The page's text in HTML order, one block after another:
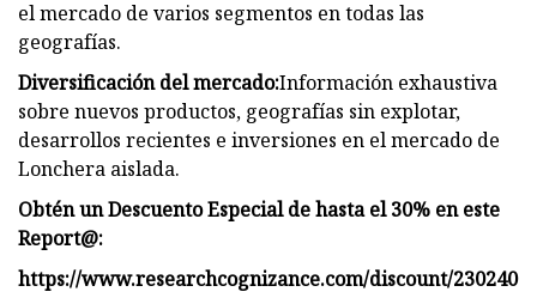
el mercado de varios segmentos en todas las
geografías.
Diversificación del mercado:Información exhaustiva
sobre nuevos productos, geografías sin explotar,
desarrollos recientes e inversiones en el mercado de
Lonchera aislada.
Obtén un Descuento Especial de hasta el 30% en este
Report@:
https://www.researchcognizance.com/discount/230240